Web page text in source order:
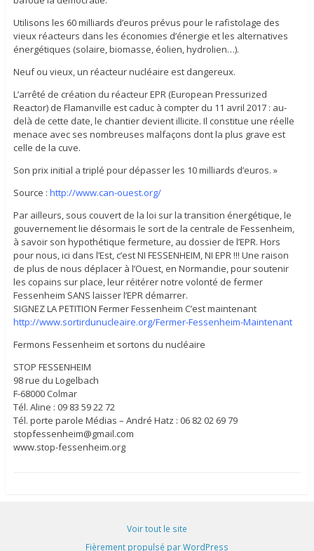
Utilisons les 60 milliards d’euros prévus pour le rafistolage des
vieux réacteurs dans les économies d’énergie et les alternatives
énergétiques (solaire, biomasse, éolien, hydrolien…).
Neuf ou vieux, un réacteur nucléaire est dangereux.
L’arrêté de création du réacteur EPR (European Pressurized
Reactor) de Flamanville est caduc à compter du 11 avril 2017 : au-
delà de cette date, le chantier devient illicite. Il constitue une réelle
menace avec ses nombreuses malfaçons dont la plus grave est
celle de la cuve.
Son prix initial a triplé pour dépasser les 10 milliards d’euros. »
Source : http://www.can-ouest.org/
Par ailleurs, sous couvert de la loi sur la transition énergétique, le
gouvernement lie désormais le sort de la centrale de Fessenheim,
à savoir son hypothétique fermeture, au dossier de l’EPR. Hors
pour nous, ici dans l’Est, c’est NI FESSENHEIM, NI EPR !!! Une raison
de plus de nous déplacer à l’Ouest, en Normandie, pour soutenir
les copains sur place, leur réitérer notre volonté de fermer
Fessenheim SANS laisser l’EPR démarrer.
SIGNEZ LA PETITION Fermer Fessenheim C’est maintenant
http://www.sortirdunucleaire.org/Fermer-Fessenheim-Maintenant
Fermons Fessenheim et sortons du nucléaire
STOP FESSENHEIM
98 rue du Logelbach
F-68000 Colmar
Tél. Aline : 09 83 59 22 72
Tél. porte parole Médias – André Hatz : 06 82 02 69 79
stopfessenheim@gmail.com
www.stop-fessenheim.org
Voir tout le site
Fièrement propulsé par WordPress